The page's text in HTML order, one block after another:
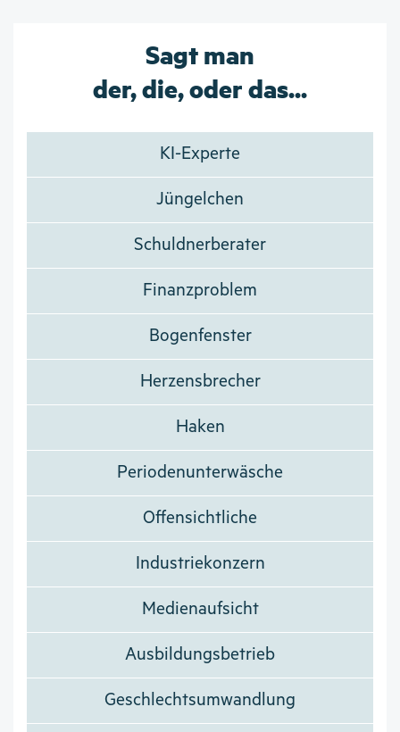
Sagt man
der, die, oder das...
KI-Experte
Jüngelchen
Schuldnerberater
Finanzproblem
Bogenfenster
Herzensbrecher
Haken
Periodenunterwäsche
Offensichtliche
Industriekonzern
Medienaufsicht
Ausbildungsbetrieb
Geschlechtsumwandlung